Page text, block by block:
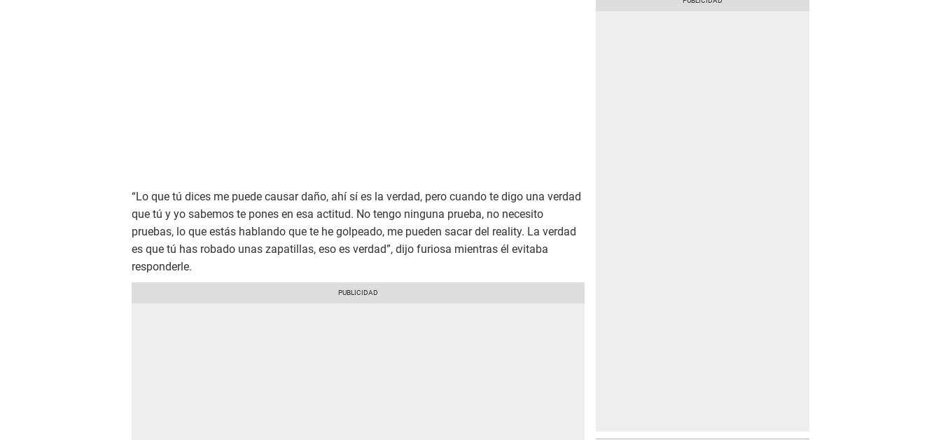
“Lo que tú dices me puede causar daño, ahí sí es la verdad, pero cuando te digo una verdad
que tú y yo sabemos te pones en esa actitud. No tengo ninguna prueba, no necesito
pruebas, lo que estás hablando que te he golpeado, me pueden sacar del reality. La verdad
es que tú has robado unas zapatillas, eso es verdad”, dijo furiosa mientras él evitaba
responderle.